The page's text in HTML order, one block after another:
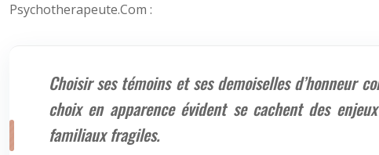
Psychotherapeute.Com :
Choisir ses témoins et ses demoiselles d’honneur
choix en apparence évident se cachent des
familiaux fragiles.